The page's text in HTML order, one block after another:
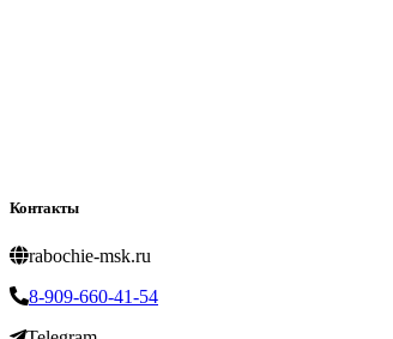
Контакты
rabochie-msk.ru
8-909-660-41-54